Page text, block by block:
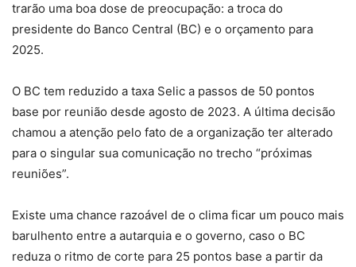
trarão uma boa dose de preocupação: a troca do
presidente do Banco Central (BC) e o orçamento para
2025.
O BC tem reduzido a taxa Selic a passos de 50 pontos
base por reunião desde agosto de 2023. A última decisão
chamou a atenção pelo fato de a organização ter alterado
para o singular sua comunicação no trecho “próximas
reuniões”.
Existe uma chance razoável de o clima ficar um pouco mais
barulhento entre a autarquia e o governo, caso o BC
reduza o ritmo de corte para 25 pontos base a partir da